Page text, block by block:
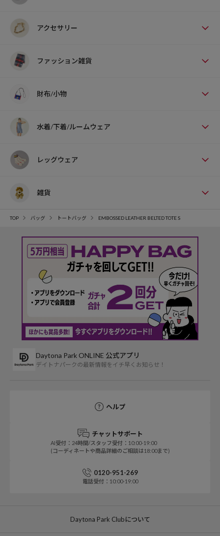
アクセサリー
ファッション雑貨
財布/小物
水着/下着/ルームウェア
レッグウェア
雑貨
TOP バッグ トートバッグ EMBOSSED LEATHER BELTED TOTE S
Daytona Park ONLINE 公式アプリ
デイトナパークの最新情報をイチ早くお知らせ！
ヘルプ
チャットサポート
AI受付：24時間/スタッフ受付：10:00-19:00
(コーディネートや商品詳細のご相談は18:00まで)
0120-951-269
電話受付：10:00-19:00
Daytona Park Clubについて